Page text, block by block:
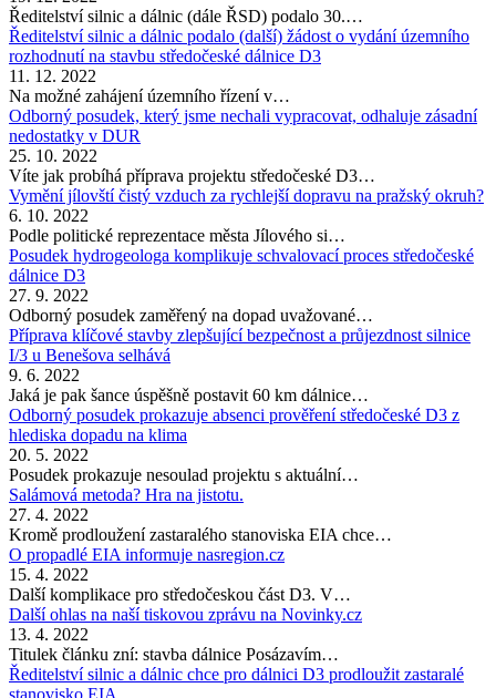
Ředitelství silnic a dálnic (dále ŘSD) podalo 30.…
Ředitelství silnic a dálnic podalo (další) žádost o vydání územního
rozhodnutí na stavbu středočeské dálnice D3
11. 12. 2022
Na možné zahájení územního řízení v…
Odborný posudek, který jsme nechali vypracovat, odhaluje zásadní
nedostatky v DUR
25. 10. 2022
Víte jak probíhá příprava projektu středočeské D3…
Vymění jílovští čistý vzduch za rychlejší dopravu na pražský okruh?
6. 10. 2022
Podle politické reprezentace města Jílového si…
Posudek hydrogeologa komplikuje schvalovací proces středočeské
dálnice D3
27. 9. 2022
Odborný posudek zaměřený na dopad uvažované…
Příprava klíčové stavby zlepšující bezpečnost a průjezdnost silnice
I/3 u Benešova selhává
9. 6. 2022
Jaká je pak šance úspěšně postavit 60 km dálnice…
Odborný posudek prokazuje absenci prověření středočeské D3 z
hlediska dopadu na klima
20. 5. 2022
Posudek prokazuje nesoulad projektu s aktuální…
Salámová metoda? Hra na jistotu.
27. 4. 2022
Kromě prodloužení zastaralého stanoviska EIA chce…
O propadlé EIA informuje nasregion.cz
15. 4. 2022
Další komplikace pro středočeskou část D3. V…
Další ohlas na naší tiskovou zprávu na Novinky.cz
13. 4. 2022
Titulek článku zní: stavba dálnice Posázavím…
Ředitelství silnic a dálnic chce pro dálnici D3 prodloužit zastaralé
stanovisko EIA